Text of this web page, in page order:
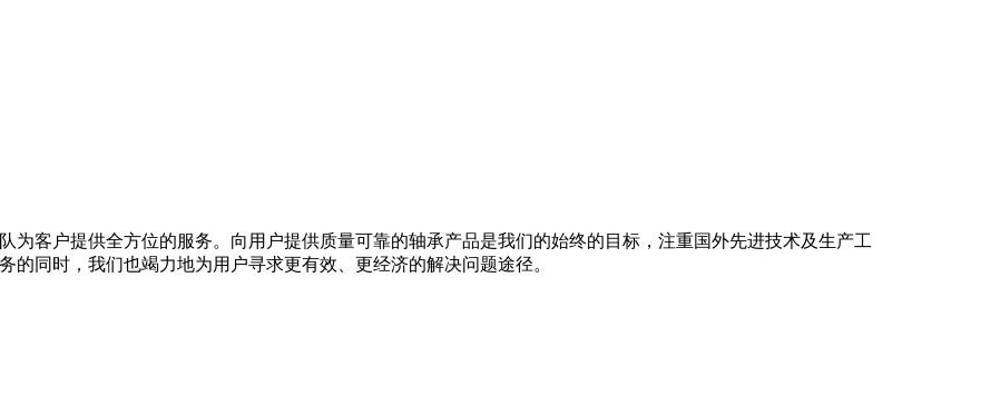
为客户提供全方位的服务。向用户提供质量可靠的轴承产品是我们的始终的目标，注重国外先进技术及生产工
同时，我们也竭力地为用户寻求更有效、更经济的解决问题途径。